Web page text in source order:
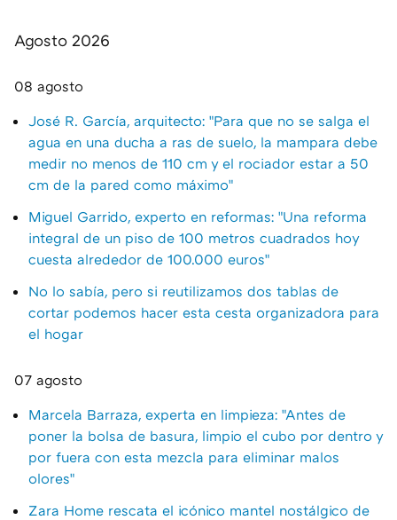
Agosto 2026
08 agosto
José R. García, arquitecto: "Para que no se salga el
agua en una ducha a ras de suelo, la mampara debe
medir no menos de 110 cm y el rociador estar a 50
cm de la pared como máximo"
Miguel Garrido, experto en reformas: "Una reforma
integral de un piso de 100 metros cuadrados hoy
cuesta alrededor de 100.000 euros"
No lo sabía, pero si reutilizamos dos tablas de
cortar podemos hacer esta cesta organizadora para
el hogar
07 agosto
Marcela Barraza, experta en limpieza: "Antes de
poner la bolsa de basura, limpio el cubo por dentro y
por fuera con esta mezcla para eliminar malos
olores"
Zara Home rescata el icónico mantel nostálgico de